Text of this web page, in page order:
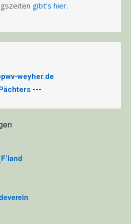
gibt's hier.
weyher.de
---